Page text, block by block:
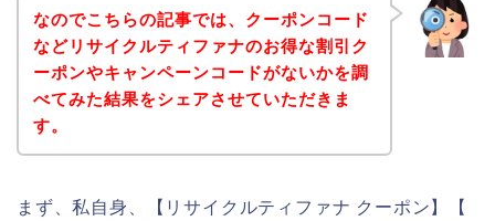
なのでこちらの記事では、クーポンコード
などリサイクルティファナのお得な割引ク
ーポンやキャンペーンコードがないかを調
べてみた結果をシェアさせていただきま
す。
まず、私自身、【リサイクルティファナ クーポン】【